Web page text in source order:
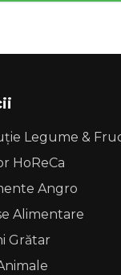
Legume &
HoReCa
Angro
Alimentare
Grătar